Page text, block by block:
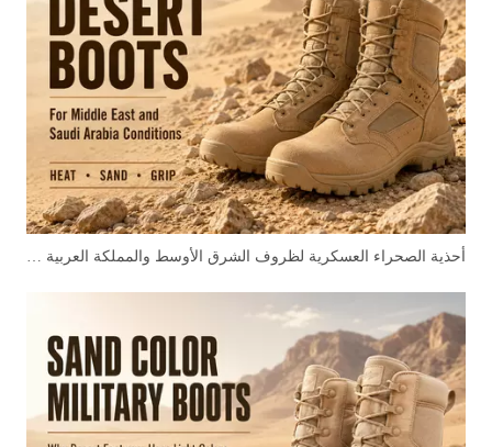
أحذية الصحراء العسكرية لظروف الشرق الأوسط والمملكة العربية السعودية